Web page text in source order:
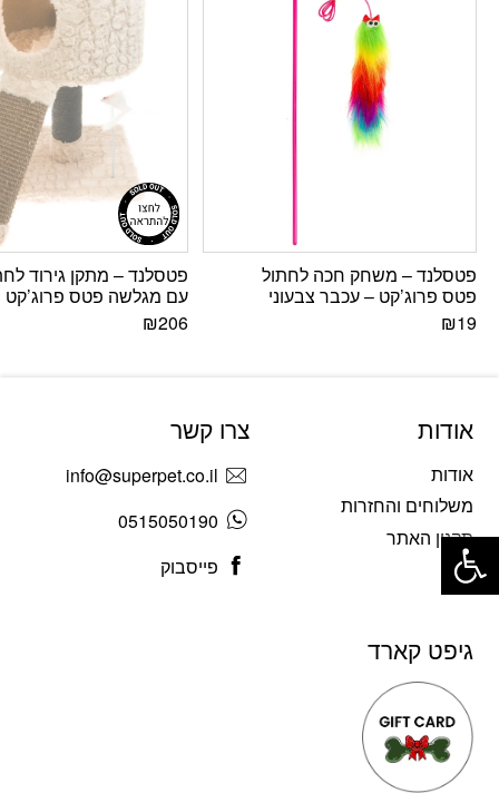
פטסלנד – משחק חכה לחתול
פטס פרוג’קט – עכבר צבעוני
₪19
פטסלנד – מתקן גירוד
עם מגלשה פטס פרוג’קט
₪206
אודות
אודות
משלוחים והחזרות
תקנון האתר
בלוג
צרו קשר
info@superpet.co.il
0515050190
פייסבוק
גיפט קארד
פתח סרגל נגישות